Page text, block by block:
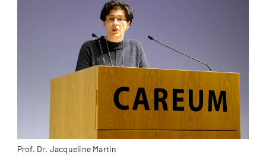
Prof. Dr. Jacqueline Martin